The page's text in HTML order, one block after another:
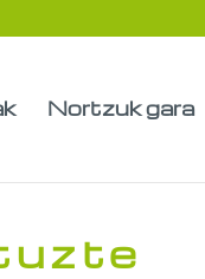
Nortzuk gara